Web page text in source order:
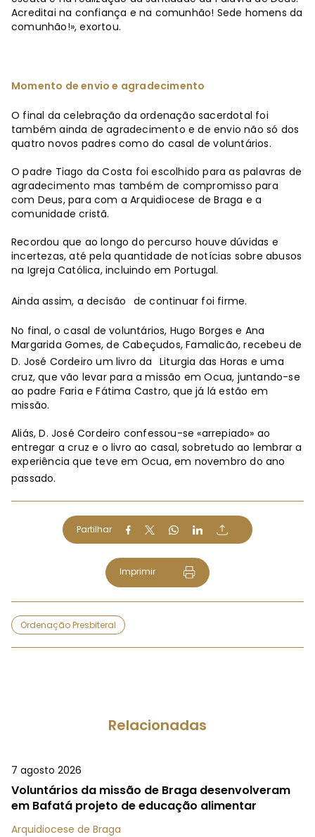
Acreditai na confiança e na comunhão! Sede homens da
comunhão!», exortou.
Momento de envio e agradecimento
O final da celebração da ordenação sacerdotal foi
também ainda de agradecimento e de envio não só dos
quatro novos padres como do casal de voluntários.
O padre Tiago da Costa foi escolhido para as palavras de
agradecimento mas também de compromisso para
com Deus, para com a Arquidiocese de Braga e a
comunidade cristã.
Recordou que ao longo do percurso houve dúvidas e
incertezas, até pela quantidade de notícias sobre abusos
na Igreja Católica, incluindo em Portugal.
Ainda assim, a decisão de continuar foi firme.
No final, o casal de voluntários, Hugo Borges e Ana
Margarida Gomes, de Cabeçudos, Famalicão, recebeu de
D. José Cordeiro um livro da
Liturgia das Horas e uma
cruz, que vão levar para a missão em Ocua, juntando-se
ao padre Faria e Fátima Castro, que já lá estão em
missão.
Aliás, D. José Cordeiro confessou-se «arrepiado» ao
entregar a cruz e o livro ao casal, sobretudo ao lembrar a
experiência que teve em Ocua, em novembro do ano
passado.
Partilhar
Imprimir
Ordenação Presbiteral
Relacionadas
7 agosto 2026
Voluntários da missão de Braga desenvolveram
em Bafatá projeto de educação alimentar
Arquidiocese de Braga